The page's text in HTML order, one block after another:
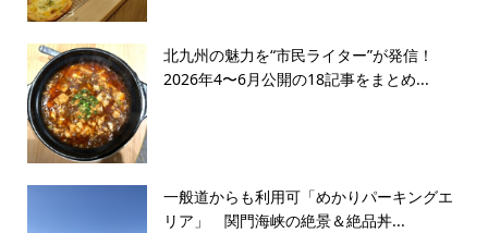
北九州の魅力を“市民ライター”が発信！
2026年4〜6月公開の18記事をまとめ...
一般道からも利用可「めかりパーキングエ
リア」 関門海峡の絶景＆絶品丼...